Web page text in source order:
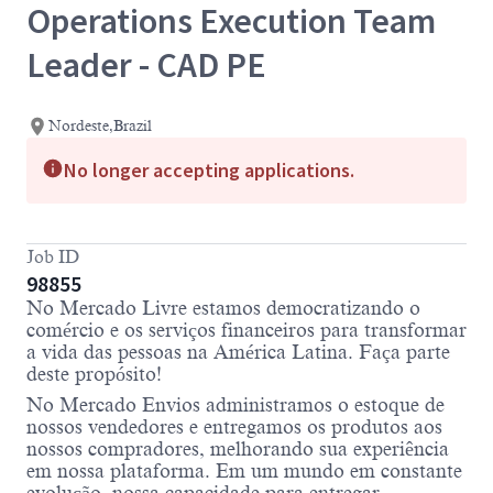
Operations Execution Team
Leader - CAD PE
Nordeste,Brazil
No longer accepting applications.
Job ID
98855
No Mercado Livre estamos democratizando o
comércio e os serviços financeiros para transformar
a vida das pessoas na América Latina. Faça parte
deste propósito!
No Mercado Envios administramos o estoque de
nossos vendedores e entregamos os produtos aos
nossos compradores, melhorando sua experiência
em nossa plataforma. Em um mundo em constante